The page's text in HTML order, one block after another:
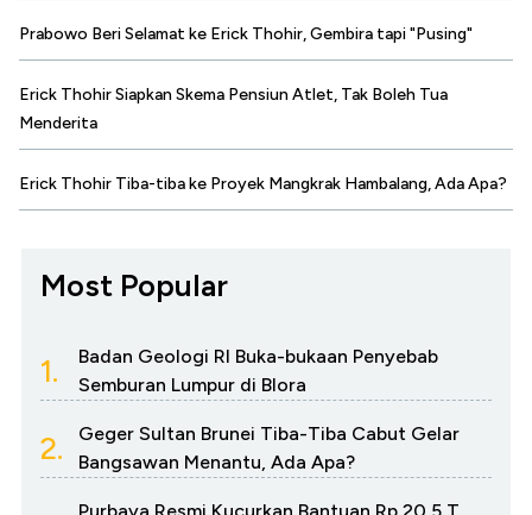
Prabowo Beri Selamat ke Erick Thohir, Gembira tapi "Pusing"
Erick Thohir Siapkan Skema Pensiun Atlet, Tak Boleh Tua
Menderita
Erick Thohir Tiba-tiba ke Proyek Mangkrak Hambalang, Ada Apa?
Most Popular
1.
Badan Geologi RI Buka-bukaan Penyebab
Semburan Lumpur di Blora
2.
Geger Sultan Brunei Tiba-Tiba Cabut Gelar
Bangsawan Menantu, Ada Apa?